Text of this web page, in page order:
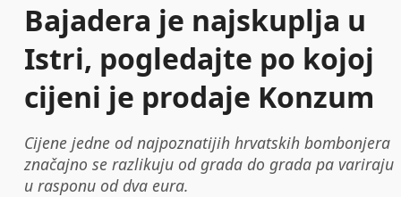
Bajadera je najskuplja u
Istri, pogledajte po kojoj
cijeni je prodaje Konzum
Cijene jedne od najpoznatijih hrvatskih bombonjera
značajno se razlikuju od grada do grada pa variraju
u rasponu od dva eura.